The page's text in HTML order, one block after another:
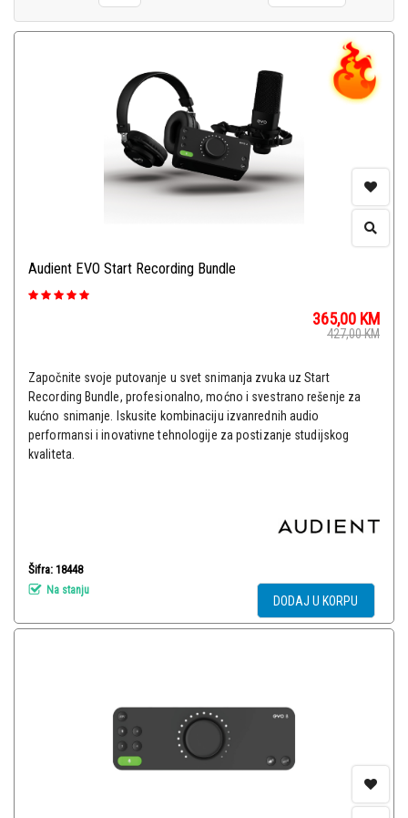
Audient EVO Start Recording Bundle
365,00 KM
427,00KM
Započnite svoje putovanje u svet snimanja zvuka uz Start
Recording Bundle, profesionalno, moćno i svestrano rešenje za
kućno snimanje. Iskusite kombinaciju izvanrednih audio
performansi i inovativne tehnologije za postizanje studijskog
kvaliteta.
Šifra: 18448
Na stanju
DODAJ U KORPU